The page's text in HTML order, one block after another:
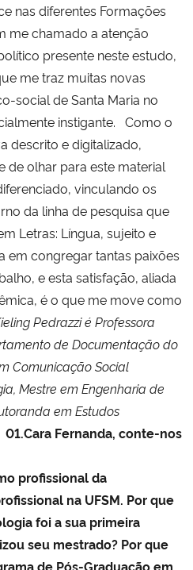
nas diferentes Formações
me chamado a atenção
presente neste estudo,
me traz muitas novas
social de Santa Maria no
instigante. Como o
descrito e digitalizado,
de olhar para este material
vinculando os
da linha de pesquisa que
Letras: Língua, sujeito e
em congregar tantas paixões
e esta satisfação, aliada
é o que me move como
Pedrazzi é Professora
de Documentação do
Comunicação Social 
Mestre em Engenharia de
em Estudos
01.Cara Fernanda, conte-nos
profissional da
na UFSM. Por que
foi a sua primeira
seu mestrado? Por que
de Pós-Graduação em